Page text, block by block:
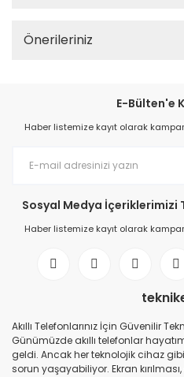
Önerileriniz
E-Bülten'e
Haber listemize kayıt olarak
Sosyal Medya İçeriklerimizi
Haber listemize kayıt olarak
Akıllı Telefonlarınız İçin Güvenilir
Günümüzde akıllı telefonlar
geldi. Ancak her teknolojik cihaz
sorun yaşayabiliyor. Ekran